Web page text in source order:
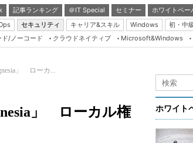
記事ランキング ＠IT Special セミナー
ホワイトペー
セキュリティ キャリア&スキル Windows 初・中
Server & Storage
Java Agile
Database Expert
ド/ノーコード クラウドネイティブ Microsoft&Windows
」 ローカ...
」 ローカル権
ホワイト